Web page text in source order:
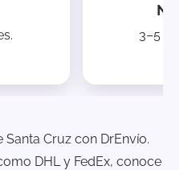
3–5 días
Cruz con DrEnvío.
DHL y FedEx, conoce